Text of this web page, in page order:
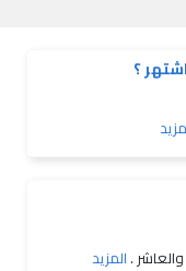
؟
.المزيد